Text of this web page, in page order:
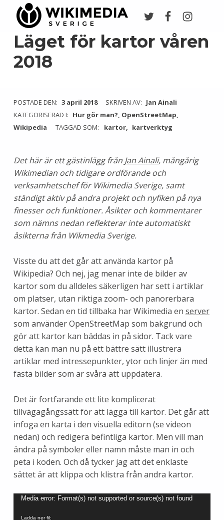
Läget för kartor våren
2018
POSTADE DEN: 3 april 2018 SKRIVEN AV: Jan Ainali
KATEGORISERAD I: Hur gör man?, OpenStreetMap,
Wikipedia
TAGGAD SOM: kartor kartverktyg
Det här är ett gästinlägg från Jan Ainali, mångårig
Wikimedian och tidigare ordförande och
verksamhetschef för Wikimedia Sverige, samt
ständigt aktiv på andra projekt och nyfiken på nya
finesser och funktioner. Åsikter och kommentarer
som nämns nedan reflekterar inte automatiskt
åsikterna från Wikmedia Sverige.
Visste du att det går att använda kartor på
Wikipedia? Och nej, jag menar inte de bilder av
kartor som du alldeles säkerligen har sett i artiklar
om platser, utan riktiga zoom- och panorerbara
kartor. Sedan en tid tillbaka har Wikimedia en server
som använder OpenStreetMap som bakgrund och
gör att kartor kan bäddas in på sidor. Tack vare
detta kan man nu på ett bättre sätt illustrera
artiklar med intressepunkter, ytor och linjer än med
fasta bilder som är svåra att uppdatera.
Det är fortfarande ett lite komplicerat
tillvägagångssätt för att lägga till kartor. Det går att
infoga en karta i den visuella editorn (se videon
nedan) och redigera befintliga kartor. Men vill man
ändra på symboler eller namn måste man in och
peta i koden. Och då tycker jag att det enklaste
sättet är att klippa och klistra från andra kartor.
Videospelare
Media error: Format(s) not supported or source(s) not found
Ladda ner fil: